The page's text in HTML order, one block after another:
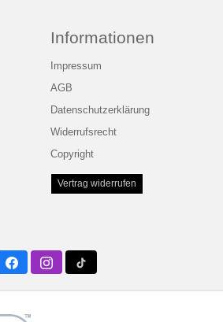
Informationen
Impressum
AGB
Datenschutzerklärung
Widerrufsrecht
Copyright
Vertrag widerrufen
FacebookInstagramTwitter